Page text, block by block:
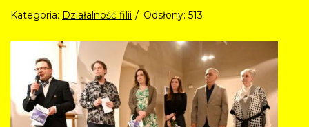
Kategoria: Działalność filii Odsłony: 513